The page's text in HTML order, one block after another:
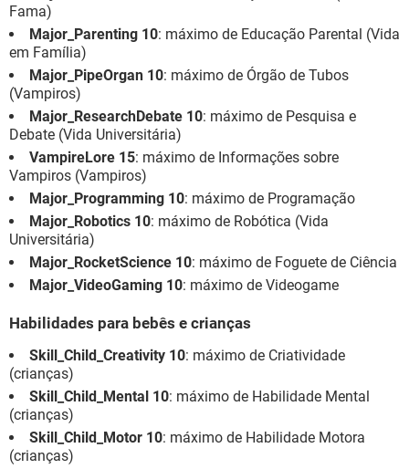
Fama)
Major_Parenting 10: máximo de Educação Parental (Vida
em Família)
Major_PipeOrgan 10: máximo de Órgão de Tubos
(Vampiros)
Major_ResearchDebate 10: máximo de Pesquisa e
Debate (Vida Universitária)
VampireLore 15: máximo de Informações sobre
Vampiros (Vampiros)
Major_Programming 10: máximo de Programação
Major_Robotics 10: máximo de Robótica (Vida
Universitária)
Major_RocketScience 10: máximo de Foguete de Ciência
Major_VideoGaming 10: máximo de Videogame
Habilidades para bebês e crianças
Skill_Child_Creativity 10: máximo de Criatividade
(crianças)
Skill_Child_Mental 10: máximo de Habilidade Mental
(crianças)
Skill_Child_Motor 10: máximo de Habilidade Motora
(crianças)